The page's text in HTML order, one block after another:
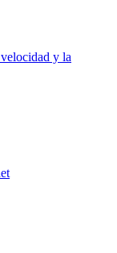
y la